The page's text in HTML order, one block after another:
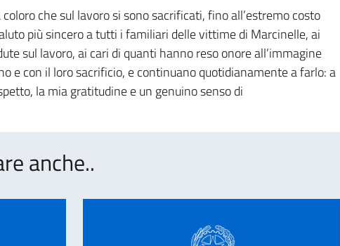
che sul lavoro si sono sacrificati, fino all’estremo costo
più sincero a tutti i familiari delle vittime di Marcinelle, ai
sul lavoro, ai cari di quanti hanno reso onore all’immagine
e con il loro sacrificio, e continuano quotidianamente a farlo: a
la mia gratitudine e un genuino senso di
anche..